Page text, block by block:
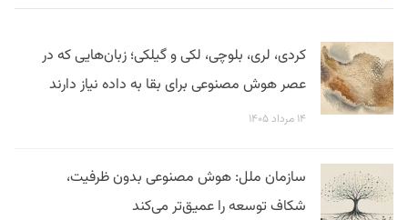
کردی، لری، بلوچی، لکی و گیلکی؛ زبان‌هایی که در
عصر هوش مصنوعی برای بقا به داده نیاز دارند
۱۴ مرداد ۱۴۰۵
سازمان ملل: هوش مصنوعی بدون ظرفیت،
شکاف توسعه را عمیق‌تر می‌کند